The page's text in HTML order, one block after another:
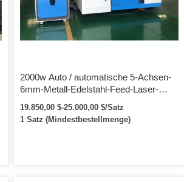
2000w Auto / automatische 5-Achsen-
6mm-Metall-Edelstahl-Feed-Laser-
Cutter-Faser-Laser-Schneidemaschine
19.850,00 $-25.000,00 $/Satz
1 Satz (Mindestbestellmenge)